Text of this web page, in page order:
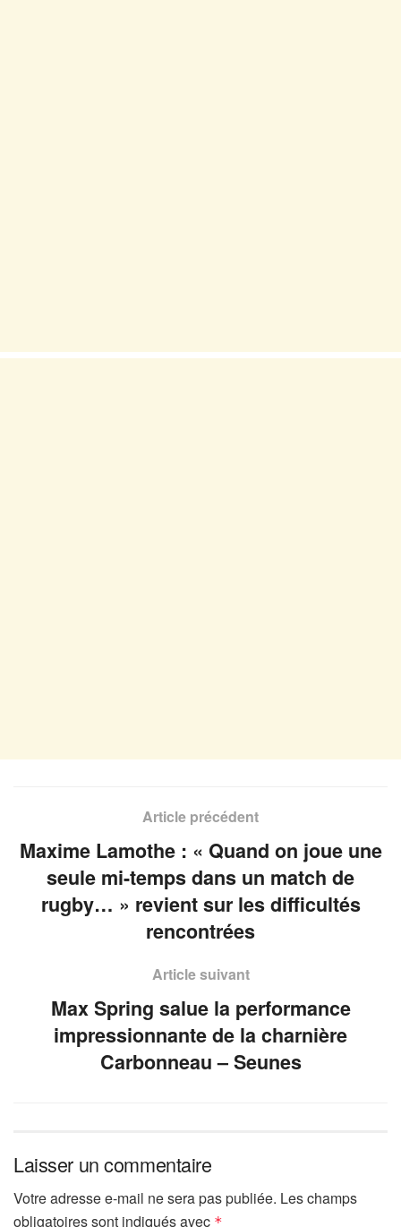
Article précédent
Maxime Lamothe : « Quand on joue une
seule mi-temps dans un match de
rugby… » revient sur les difficultés
rencontrées
Article suivant
Max Spring salue la performance
impressionnante de la charnière
Carbonneau – Seunes
Laisser un commentaire
Votre adresse e-mail ne sera pas publiée. Les champs
obligatoires sont indiqués avec *